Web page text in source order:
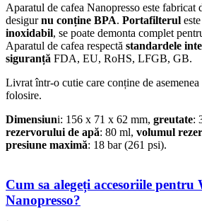
Aparatul de cafea Nanopresso este fabricat
desigurnu conține BPA. Portafilterul
inoxidabil, se poate demonta complet
Aparatul de cafea respectă standardele
siguranță FDA, EU, RoHS, LFGB, GB.
Livrat într-o cutie care conține de
folosire.
Dimensiuni: 156 x 71 x 62 mm, greutate:
rezervorului de apă: 80 ml, volumul
presiune maximă: 18 bar (261 psi).
Cum sa alegeți accesoriile pentru
Nanopresso?